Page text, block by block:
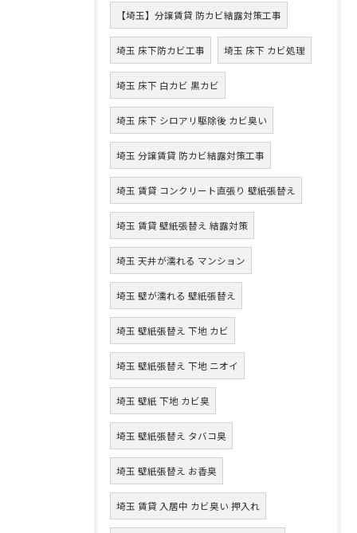
【埼玉】分譲賃貸 防カビ結露対策工事
埼玉 床下防カビ工事 埼玉 床下 カビ処理
埼玉 床下 白カビ 黒カビ
埼玉 床下 シロアリ駆除後 カビ臭い
埼玉 分譲賃貸 防カビ結露対策工事
埼玉 賃貸 コンクリート直張り 壁紙張替え
埼玉 賃貸 壁紙張替え 結露対策
埼玉 天井が濡れる マンション
埼玉 壁が濡れる 壁紙張替え
埼玉 壁紙張替え 下地 カビ
埼玉 壁紙張替え 下地 ニオイ
埼玉 壁紙 下地 カビ臭
埼玉 壁紙張替え タバコ臭
埼玉 壁紙張替え お香臭
埼玉 賃貸 入居中 カビ臭い 押入れ